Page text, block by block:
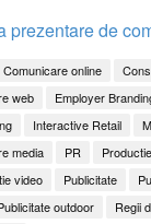
prezentare de
Comunicare online
web Employer
Interactive Retail
media PR
video Publicitate
outdoor Regii